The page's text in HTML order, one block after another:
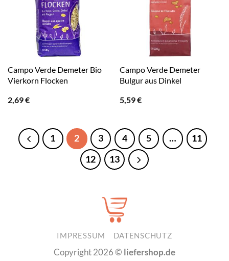
Campo Verde Demeter Bio
Vierkorn Flocken
2,69€
Campo Verde Demeter
Bulgur aus Dinkel
5,59€
1 2 3 4 5 …
11
12
13
IMPRESSUM DATENSCHUTZ
Copyright 2026 © liefershop.de